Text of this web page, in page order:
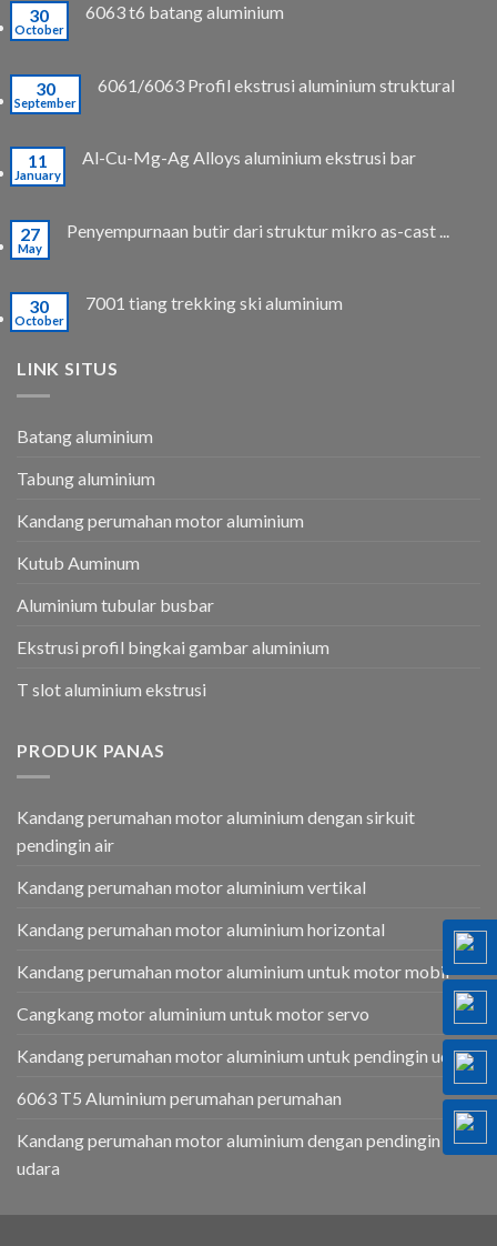
30
October
6063 t6 batang aluminium
30
September
6061/6063 Profil ekstrusi aluminium struktural
11
January
Al-Cu-Mg-Ag Alloys aluminium ekstrusi bar
27
May
Penyempurnaan butir dari struktur mikro as-cast ...
30
October
7001 tiang trekking ski aluminium
LINK SITUS
Batang aluminium
Tabung aluminium
Kandang perumahan motor aluminium
Kutub Auminum
Aluminium tubular busbar
Ekstrusi profil bingkai gambar aluminium
T slot aluminium ekstrusi
PRODUK PANAS
Kandang perumahan motor aluminium dengan sirkuit
pendingin air
Kandang perumahan motor aluminium vertikal
Kandang perumahan motor aluminium horizontal
Kandang perumahan motor aluminium untuk motor mobil
Cangkang motor aluminium untuk motor servo
Kandang perumahan motor aluminium untuk pendingin udara
6063 T5 Aluminium perumahan perumahan
Kandang perumahan motor aluminium dengan pendingin
udara